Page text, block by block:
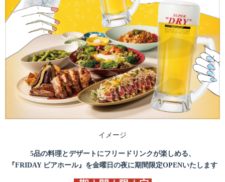
イメージ
5品の料理とデザートにフリードリンクが楽しめる、
『FRIDAY ビアホール』を金曜日の夜に期間限定OPENいたします